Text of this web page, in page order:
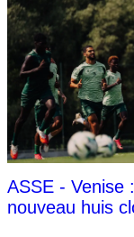
ASSE - Venise
nouveau huis